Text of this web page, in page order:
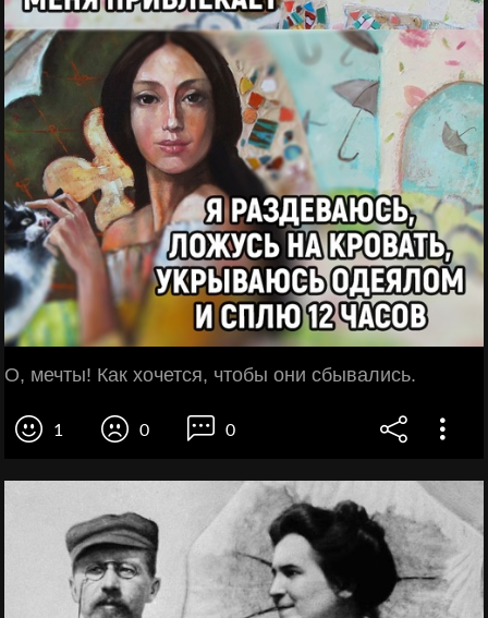
О, мечты! Как хочется, чтобы они сбывались.
1 0 0